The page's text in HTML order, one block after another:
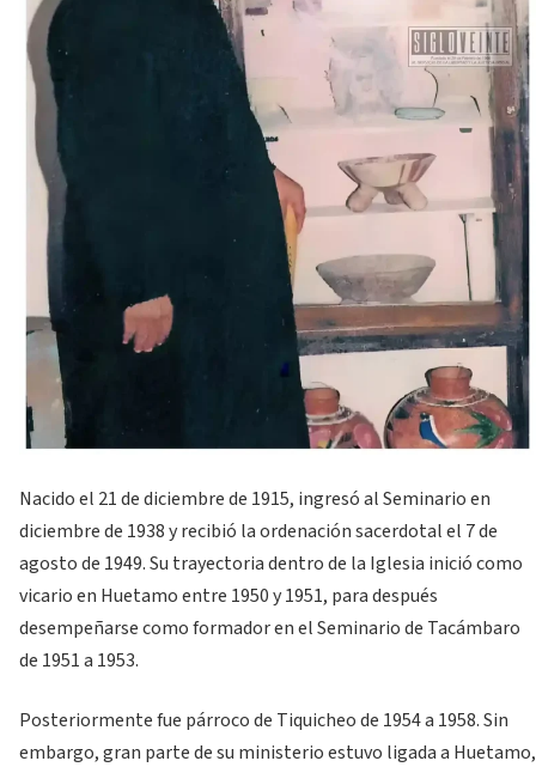
Nacido el 21 de diciembre de 1915, ingresó al Seminario en
diciembre de 1938 y recibió la ordenación sacerdotal el 7 de
agosto de 1949. Su trayectoria dentro de la Iglesia inició como
vicario en Huetamo entre 1950 y 1951, para después
desempeñarse como formador en el Seminario de Tacámbaro
de 1951 a 1953.
Posteriormente fue párroco de Tiquicheo de 1954 a 1958. Sin
embargo, gran parte de su ministerio estuvo ligada a Huetamo,